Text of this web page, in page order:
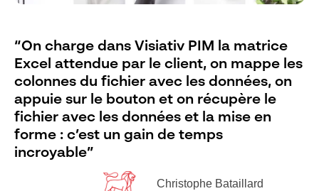
“On charge dans Visiativ PIM la matrice
Excel attendue par le client, on mappe les
colonnes du fichier avec les données, on
appuie sur le bouton et on récupère le
fichier avec les données et la mise en
forme : c’est un gain de temps
incroyable”
Christophe Bataillard